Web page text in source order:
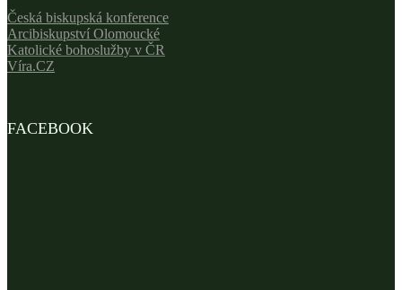
Česká biskupská konference
Arcibiskupství Olomoucké
Katolické bohoslužby v ČR
Víra.CZ
FACEBOOK